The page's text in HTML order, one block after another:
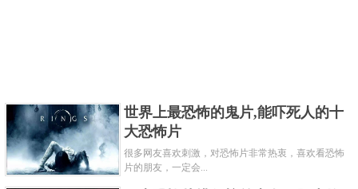
世界上最恐怖的鬼片,能吓死人的十
大恐怖片
很多网友喜欢刺激，对恐怖片非常热衷，喜欢看恐怖
片的朋友，一定会...